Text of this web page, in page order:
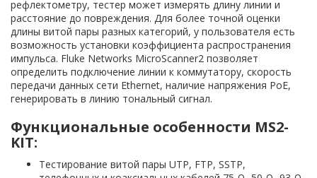
рефлектометру, тестер может измерять длину линии и
расстояние до повреждения. Для более точной оценки
длины витой пары разных категорий, у пользователя есть
возможность установки коэффициента распространения
импульса. Fluke Networks MicroScanner2 позволяет
определить подключение линии к коммутатору, скорость
передачи данных сети Ethernet, наличие напряжения PoE,
генерировать в линию тональный сигнал.
Функциональные особенности MS2-
KIT:
Тестирование витой пары UTP, FTP, SSTP,